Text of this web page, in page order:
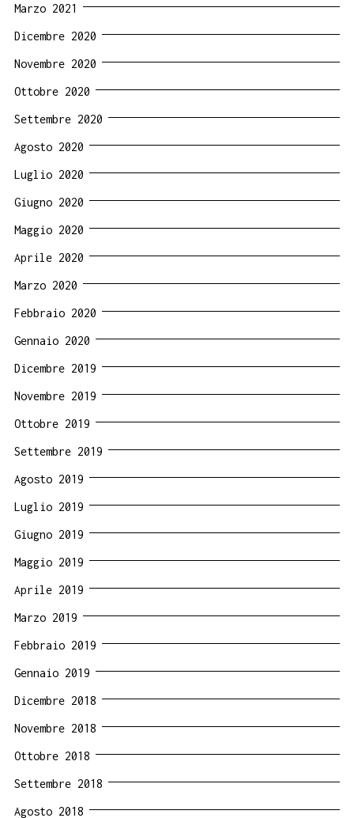
Marzo 2021
Dicembre 2020
Novembre 2020
Ottobre 2020
Settembre 2020
Agosto 2020
Luglio 2020
Giugno 2020
Maggio 2020
Aprile 2020
Marzo 2020
Febbraio 2020
Gennaio 2020
Dicembre 2019
Novembre 2019
Ottobre 2019
Settembre 2019
Agosto 2019
Luglio 2019
Giugno 2019
Maggio 2019
Aprile 2019
Marzo 2019
Febbraio 2019
Gennaio 2019
Dicembre 2018
Novembre 2018
Ottobre 2018
Settembre 2018
Agosto 2018